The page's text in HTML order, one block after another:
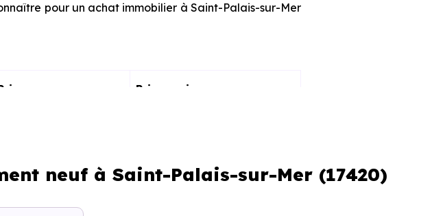
pour un achat immobilier à Saint-Palais-sur-Mer
moyen Prix maximum
8 305 € /m²
neuf à Saint-Palais-sur-Mer (17420)